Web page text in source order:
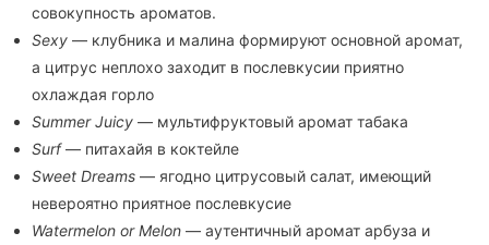
совокупность ароматов.
Sexy — клубника и малина формируют основной аромат,
а цитрус неплохо заходит в послевкусии приятно
охлаждая горло
Summer Juicу — мультифруктовый аромат табака
Surf— питахайя в коктейле
Sweet Dreams — ягодно цитрусовый салат, имеющий
невероятно приятное послевкусие
Watermelon or Melon — аутентичный аромат арбуза и